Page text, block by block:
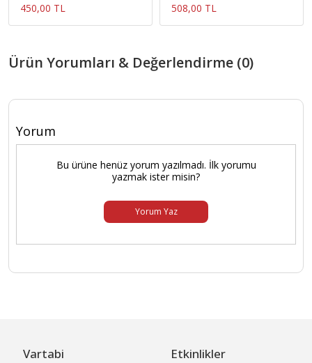
450,00 TL 508,00 TL
Ürün Yorumları & Değerlendirme (0)
Yorum
Bu ürüne henüz yorum yazılmadı. İlk yorumu
yazmak ister misin?
Yorum Yaz
Vartabi Etkinlikler